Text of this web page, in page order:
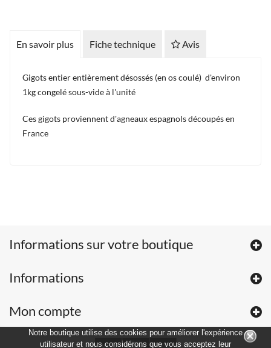
Notre boutique utilise des cookies pour améliorer l'expérience
utilisateur et nous considérons que vous acceptez leur
En savoir plus Fiche technique Avis
Gigots entier entièrement désossés (en os coulé) d'environ
1kg congelé sous-vide à l'unité
Ces gigots proviennent d'agneaux espagnols découpés en
France
Informations sur votre boutique
Informations
Mon compte